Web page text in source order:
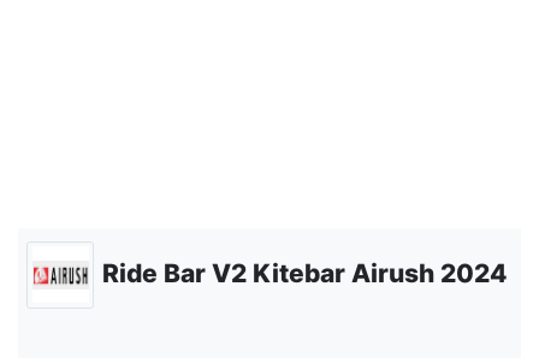
Ride Bar V2 Kitebar Airush 2024